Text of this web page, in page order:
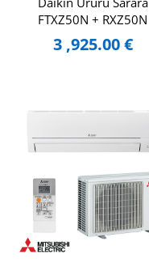
FTXZ50N + RXZ50N
3 ,925.00€